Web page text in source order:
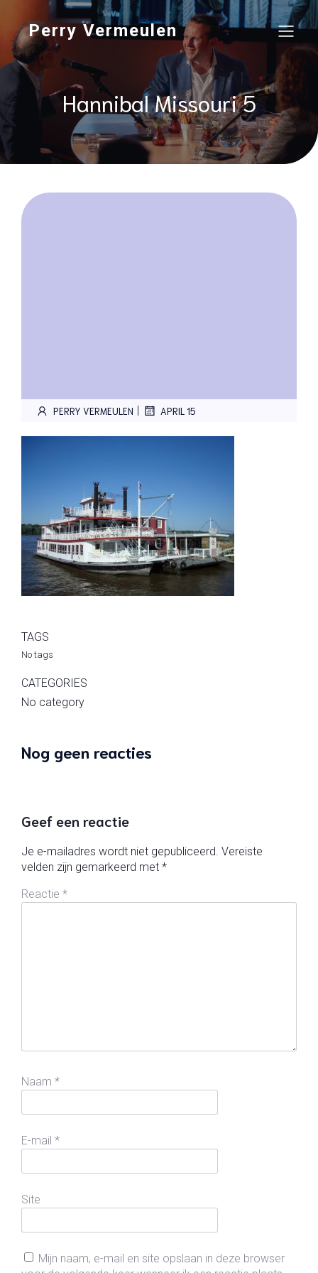
Perry Vermeulen
Hannibal Missouri 5
PERRY VERMEULEN | APRIL 15
TAGS
No tags
CATEGORIES
No category
Nog geen reacties
Geef een reactie
Je e-mailadres wordt niet gepubliceerd. Vereiste
velden zijn gemarkeerd met *
Reactie *
Naam *
E-mail *
Site
Mijn naam, e-mail en site opslaan in deze browser